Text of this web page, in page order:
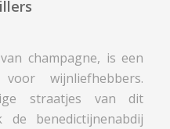
champagne, is een
wijnliefhebbers.
straatjes van dit
de benedictijnenabdij